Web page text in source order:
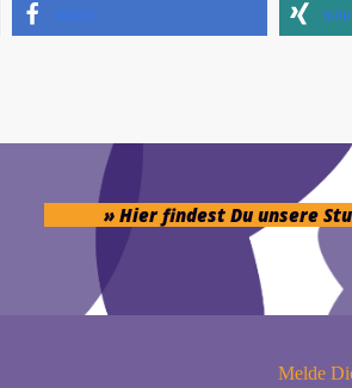
teilen
» Hier findest Du unsere
Melde